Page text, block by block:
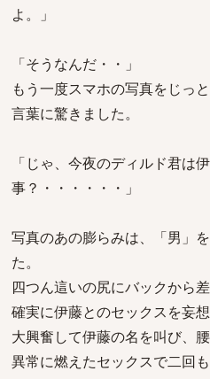
よ。」
「そうなんだ・・」
もう一度スマホの写真をじっ
言葉に驚きました。
「じゃ、今夜のディルド君は
事？・・・・・・」
写真のあの膨らみは、「男」
た。
四つん這いの尻にバックから
確実に伊藤とのセックスを妄
大興奮して伊藤の名を叫び、腰
異常に燃えたセックスで二回